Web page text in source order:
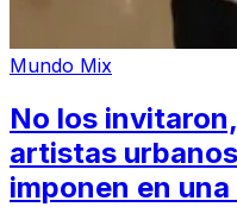
Mundo Mix
No los
artistas
imponen en